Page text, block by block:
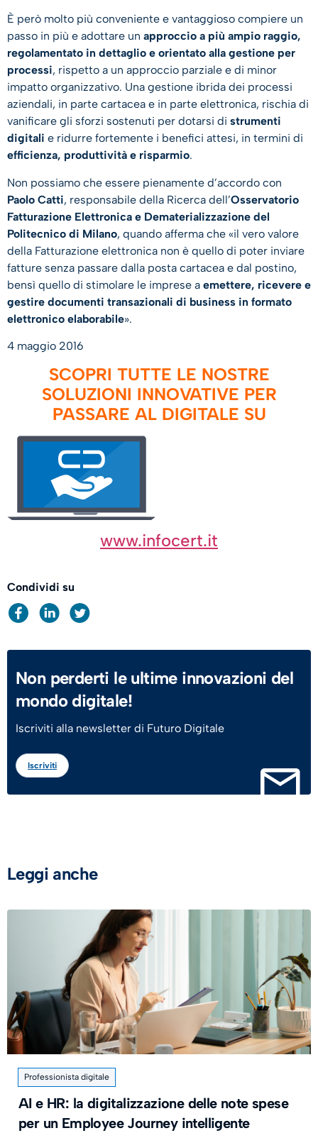
È però molto più conveniente e vantaggioso compiere un
passo in più e adottare un approccio a più ampio raggio,
regolamentato in dettaglio e orientato alla gestione per
processi, rispetto a un approccio parziale e di minor
impatto organizzativo. Una gestione ibrida dei processi
aziendali, in parte cartacea e in parte elettronica, rischia di
vanificare gli sforzi sostenuti per dotarsi di strumenti
digitali e ridurre fortemente i benefici attesi, in termini di
efficienza, produttività e risparmio.
Non possiamo che essere pienamente d’accordo con
Paolo Catti, responsabile della Ricerca dell’Osservatorio
Fatturazione Elettronica e Dematerializzazione del
Politecnico di Milano, quando afferma che «il vero valore
della Fatturazione elettronica non è quello di poter inviare
fatture senza passare dalla posta cartacea e dal postino,
bensì quello di stimolare le imprese a emettere, ricevere e
gestire documenti transazionali di business in formato
elettronico elaborabile».
4 maggio 2016
SCOPRI TUTTE LE NOSTRE
SOLUZIONI INNOVATIVE PER
PASSARE AL DIGITALE SU
www.infocert.it
Condividi su
Non perderti le ultime innovazioni del
mondo digitale!
Iscriviti alla newsletter di Futuro Digitale
Iscriviti
Leggi anche
Professionista digitale
AI e HR: la digitalizzazione delle note spese
per un Employee Journey intelligente